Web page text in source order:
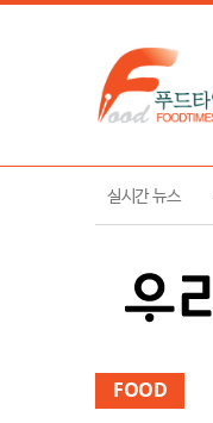
실시간 뉴스
FOOD